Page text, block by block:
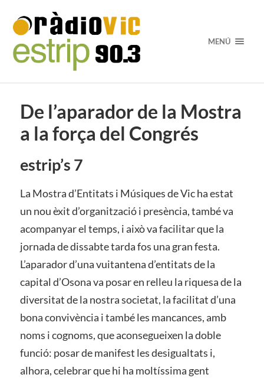
MENÚ
De l’aparador de la Mostra
a la força del Congrés
estrip’s 7
La Mostra d’Entitats i Músiques de Vic ha estat
un nou èxit d’organització i presència, també va
acompanyar el temps, i això va facilitar que la
jornada de dissabte tarda fos una gran festa.
L’aparador d’una vuitantena d’entitats de la
capital d’Osona va posar en relleu la riquesa de la
diversitat de la nostra societat, la facilitat d’una
bona convivència i també les mancances, amb
noms i cognoms, que aconsegueixen la doble
funció: posar de manifest les desigualtats i,
alhora, celebrar que hi ha moltíssima gent